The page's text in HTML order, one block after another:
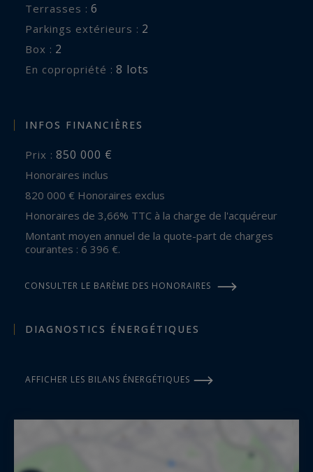
terrasses : 6
parkings extérieurs : 2
box : 2
En copropriété : 8 lots
INFOS FINANCIÈRES
Prix : 850 000 €
Honoraires inclus
820 000 € Honoraires exclus
Honoraires de 3,66% TTC à la charge de l'acquéreur
Montant moyen annuel de la quote-part de charges
courantes : 6 396 €.
CONSULTER LE BARÈME DES HONORAIRES
DIAGNOSTICS ÉNERGÉTIQUES
AFFICHER LES BILANS ÉNERGÉTIQUES